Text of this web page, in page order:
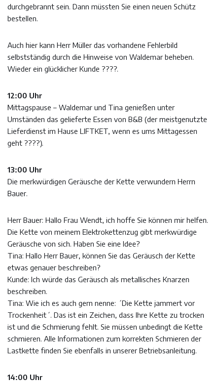
durchgebrannt sein. Dann müssten Sie einen neuen Schütz
bestellen.
Auch hier kann Herr Müller das vorhandene Fehlerbild
selbstständig durch die Hinweise von Waldemar beheben.
Wieder ein glücklicher Kunde ????.
12:00 Uhr
Mittagspause – Waldemar und Tina genießen unter
Umständen das gelieferte Essen von B&B (der meistgenutzte
Lieferdienst im Hause LIFTKET, wenn es ums Mittagessen
geht ????).
13:00 Uhr
Die merkwürdigen Geräusche der Kette verwundern Herrn
Bauer.
Herr Bauer: Hallo Frau Wendt, ich hoffe Sie können mir helfen.
Die Kette von meinem Elektrokettenzug gibt merkwürdige
Geräusche von sich. Haben Sie eine Idee?
Tina: Hallo Herr Bauer, können Sie das Geräusch der Kette
etwas genauer beschreiben?
Kunde: Ich würde das Geräusch als metallisches Knarzen
beschreiben.
Tina: Wie ich es auch gern nenne: ´Die Kette jammert vor
Trockenheit´. Das ist ein Zeichen, dass Ihre Kette zu trocken
ist und die Schmierung fehlt. Sie müssen unbedingt die Kette
schmieren. Alle Informationen zum korrekten Schmieren der
Lastkette finden Sie ebenfalls in unserer Betriebsanleitung.
14:00 Uhr